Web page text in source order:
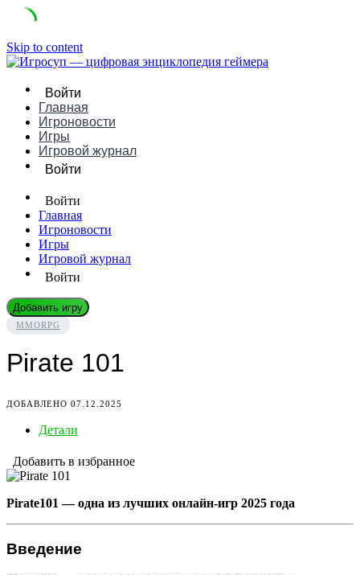
Skip to content
Войти
Главная
Игроновости
Игры
Игровой журнал
Войти
Войти
Главная
Игроновости
Игры
Игровой журнал
Войти
Добавить игру
MMORPG
Pirate 101
ДОБАВЛЕНО 07.12.2025
Детали
Добавить в избранное
Pirate101 — одна из лучших онлайн-игр 2025 года
Введение